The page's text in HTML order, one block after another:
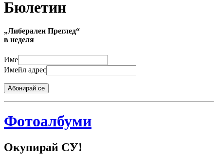
Бюлетин
„Либерален Преглед“
в неделя
Име
Имейл адрес
Абонирай се
Фотоалбуми
Окупирай СУ!